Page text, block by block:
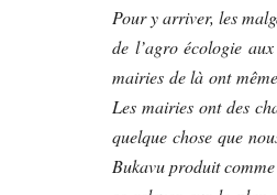
Pour y arriver, les
de l’agro écologie
mairies de là ont
Les mairies ont des
quelque chose que
Bukavu produit